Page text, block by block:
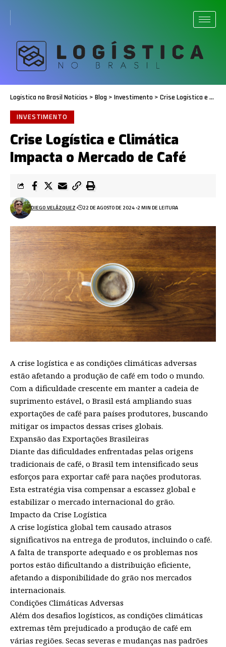
Logística no Brasil Notícias > Blog > Investimento > Crise Logística e Climática Impacta o Mercado de Café
INVESTIMENTO
Crise Logística e Climática
Impacta o Mercado de Café
DIEGO VELÁZQUEZ 22 DE AGOSTO DE 2024 2 MIN DE LEITURA
A crise logística e as condições climáticas adversas
estão afetando a produção de café em todo o mundo.
Com a dificuldade crescente em manter a cadeia de
suprimento estável, o Brasil está ampliando suas
exportações de café para países produtores, buscando
mitigar os impactos dessas crises globais.
Expansão das Exportações Brasileiras
Diante das dificuldades enfrentadas pelas origens
tradicionais de café, o Brasil tem intensificado seus
esforços para exportar café para nações produtoras.
Esta estratégia visa compensar a escassez global e
estabilizar o mercado internacional do grão.
Impacto da Crise Logística
A crise logística global tem causado atrasos
significativos na entrega de produtos, incluindo o café.
A falta de transporte adequado e os problemas nos
portos estão dificultando a distribuição eficiente,
afetando a disponibilidade do grão nos mercados
internacionais.
Condições Climáticas Adversas
Além dos desafios logísticos, as condições climáticas
extremas têm prejudicado a produção de café em
várias regiões. Secas severas e mudanças nas padrões